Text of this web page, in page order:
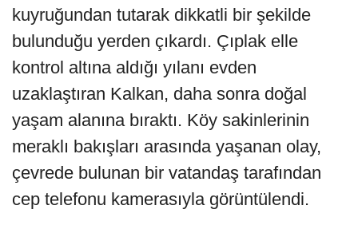
kuyruğundan tutarak dikkatli bir şekilde
bulunduğu yerden çıkardı. Çıplak elle
kontrol altına aldığı yılanı evden
uzaklaştıran Kalkan, daha sonra doğal
yaşam alanına bıraktı. Köy sakinlerinin
meraklı bakışları arasında yaşanan olay,
çevrede bulunan bir vatandaş tarafından
cep telefonu kamerasıyla görüntülendi.